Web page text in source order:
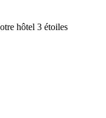
hôtel 3 étoiles